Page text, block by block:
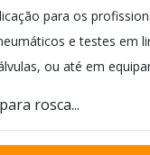
para os
e testes em
ou até em
tamanhos e modelos,
rosca...